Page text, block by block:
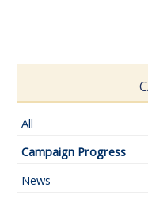
All
Campaign Progress
News